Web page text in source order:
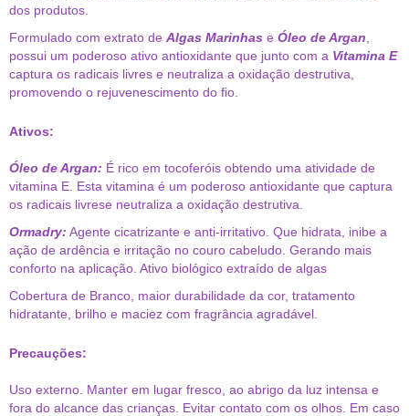
dos produtos.
Formulado com extrato de Algas Marinhas e Óleo de Argan
possui um poderoso ativo antioxidante que junto com a Vitamina E
captura os radicais livres e neutraliza a oxidação destrutiva,
promovendo o rejuvenescimento do fio.
Ativos:
Óleo de Argan: É rico em tocoferóis obtendo uma atividade de
vitamina E. Esta vitamina é um poderoso antioxidante que captura
os radicais livrese neutraliza a oxidação destrutiva.
Ormadry: Agente cicatrizante e anti-irritativo. Que hidrata, inibe a
ação de ardência e irritação no couro cabeludo. Gerando mais
conforto na aplicação. Ativo biológico extraído de algas
Cobertura de Branco, maior durabilidade da cor, tratamento
hidratante, brilho e maciez com fragrância agradável.
Precauções:
Uso externo. Manter em lugar fresco, ao abrigo da luz intensa e
fora do alcance das crianças. Evitar contato com os olhos. Em caso